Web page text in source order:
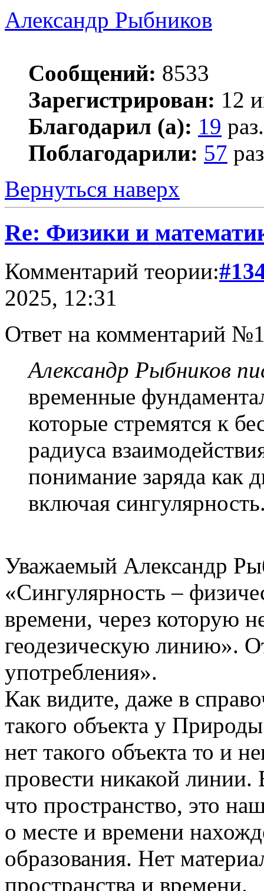
Александр Рыбников
Сообщений: 8533
Зарегистрирован: 12
Благодарил (а): 19 раз.
Поблагодарили: 57
Вернуться наверх
Re: Физики и
Комментарий теории:
2025, 12:31
Ответ на комментарий
Александр Рыбников
временные
которые стремятся к
радиуса
понимание заряда как
включая
Уважаемый Александр
«Сингулярность –
времени, через которую
геодезическую линию».
употребления».
Как видите, даже в
такого объекта у
нет такого объекта то и
провести никакой линии.
что пространство, это
о месте и времени
образования. Нет
пространства и времени.